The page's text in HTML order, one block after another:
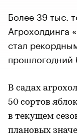
Более 39 тыс.
Агрохолдинга
стал
прошлогодний
В садах
50 сортов
в текущем
плановых